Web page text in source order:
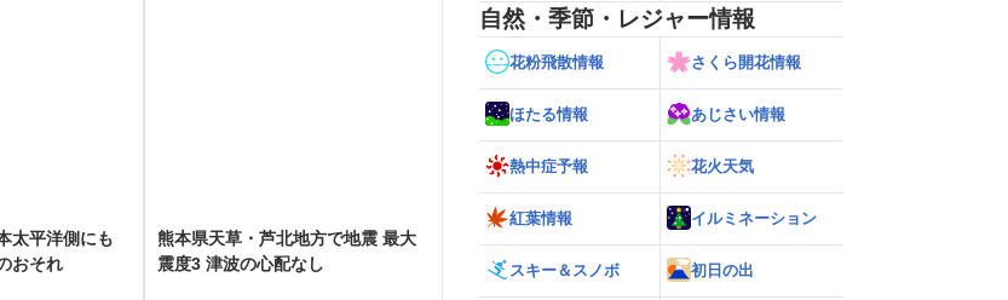
太平洋側にも
おそれ
熊本県天草・芦北地方で地震 最大
震度3 津波の心配なし
自然・季節・レジャー情報
花粉飛散情報 さくら開花情報
ほたる情報 あじさい情報
熱中症予報 花火天気
紅葉情報 イルミネーション
スキー＆スノボ 初日の出